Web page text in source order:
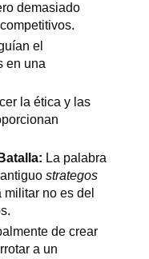
demasiado
el
en una
la ética y las
La palabra
antiguostrategos
no es del
de crear
a un